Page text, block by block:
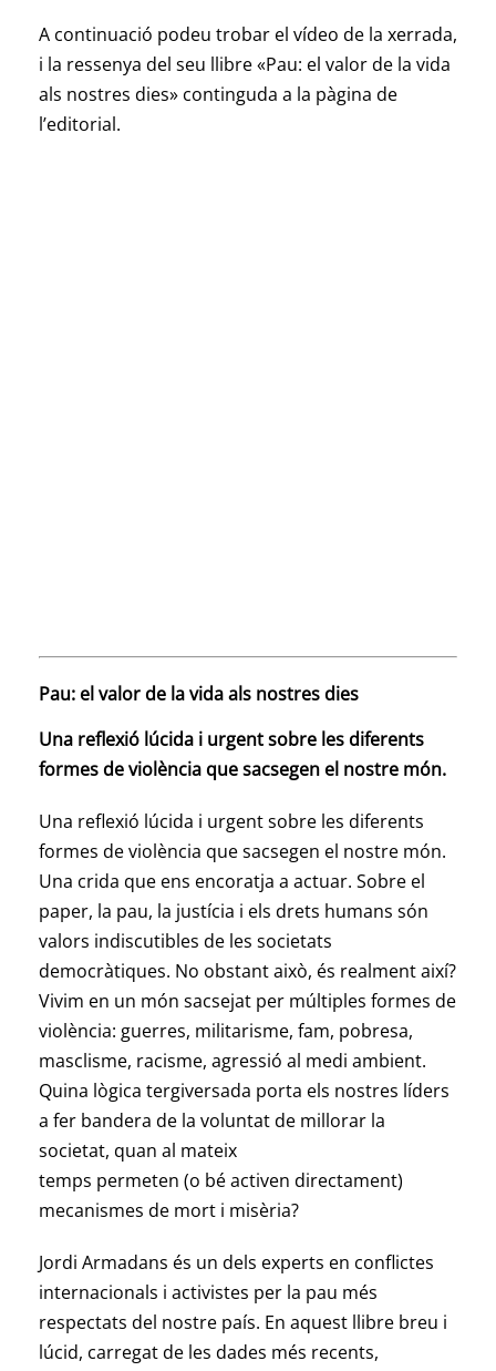
A continuació podeu trobar el vídeo de la xerrada,
i la ressenya del seu llibre «Pau: el valor de la vida
als nostres dies» continguda a la pàgina de
l’editorial.
Pau: el valor de la vida als nostres dies
Una reflexió lúcida i urgent sobre les diferents
formes de violència que sacsegen el nostre món.
Una reflexió lúcida i urgent sobre les diferents
formes de violència que sacsegen el nostre món.
Una crida que ens encoratja a actuar. Sobre el
paper, la pau, la justícia i els drets humans són
valors indiscutibles de les societats
democràtiques. No obstant això, és realment així?
Vivim en un món sacsejat per múltiples formes de
violència: guerres, militarisme, fam, pobresa,
masclisme, racisme, agressió al medi ambient.
Quina lògica tergiversada porta els nostres líders
a fer bandera de la voluntat de millorar la
societat, quan al mateix
temps permeten (o bé activen directament)
mecanismes de mort i misèria?
Jordi Armadans és un dels experts en conflictes
internacionals i activistes per la pau més
respectats del nostre país. En aquest llibre breu i
lúcid, carregat de les dades més recents,